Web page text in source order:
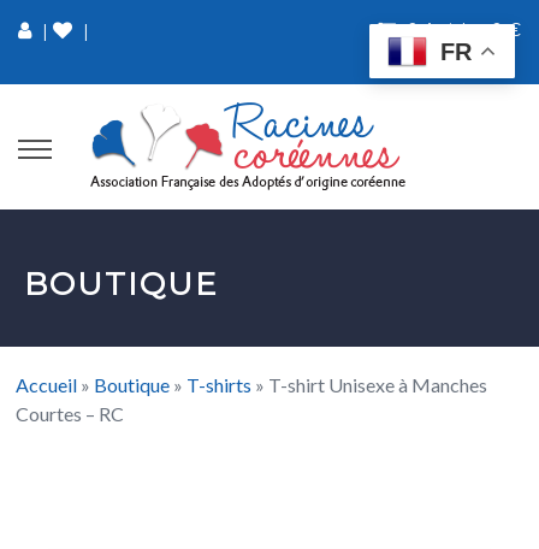
| 0 Article 0 €
|
BOUTIQUE
Accueil » Boutique » T-shirts » T-shirt Unisexe à Manches
Courtes – RC
FR